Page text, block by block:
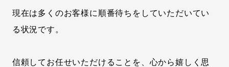
現在は多くのお客様に順番待ちをしていただいてい
る状況です。
信頼してお任せいただけることを、心から嬉しく思